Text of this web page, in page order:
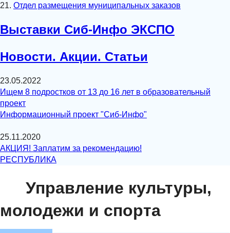
21. Отдел размещения муниципальных заказов
Выставки Сиб-Инфо ЭКСПО
Новости. Акции. Статьи
23.05.2022
Ищем 8 подростков от 13 до 16 лет в образовательный
проект
Информационный проект "Сиб-Инфо"
25.11.2020
АКЦИЯ! Заплатим за рекомендацию!
РЕСПУБЛИКА
Управление культуры,
молодежи и спорта